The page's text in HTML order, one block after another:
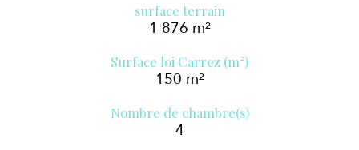
surface terrain
1 876 m²
Surface loi Carrez (m²)
150 m²
Nombre de chambre(s)
4